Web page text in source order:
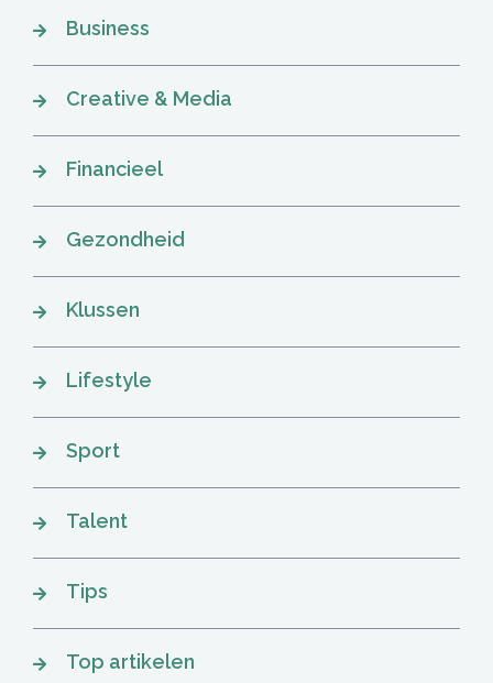
Business
Creative & Media
Financieel
Gezondheid
Klussen
Lifestyle
Sport
Talent
Tips
Top artikelen